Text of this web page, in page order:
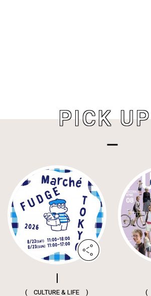
PICK
( CULTURE & LIFE ) (